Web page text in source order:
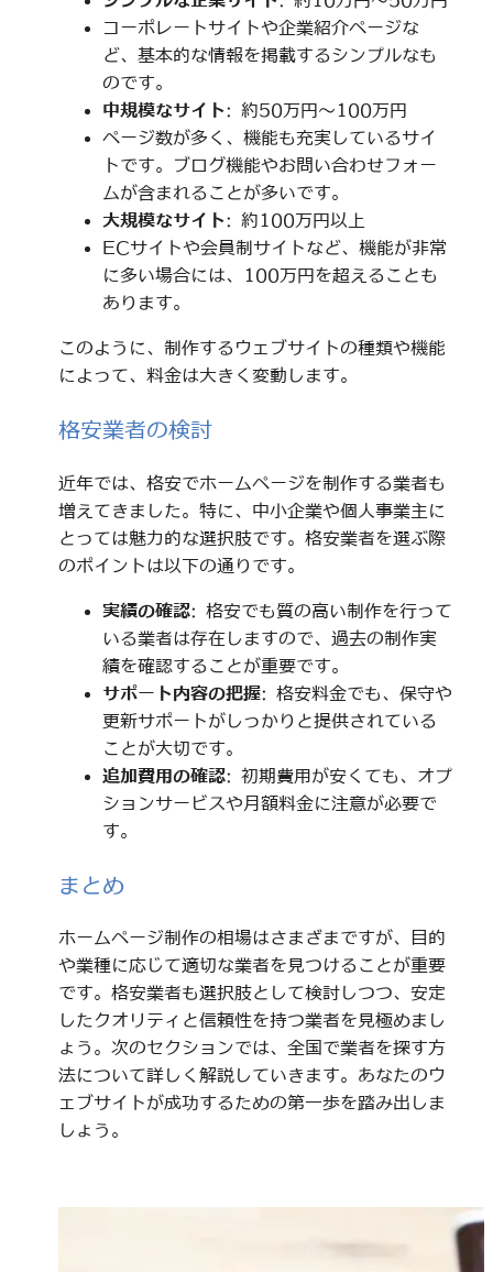
コーポレートサイトや企業紹介ページな
ど、基本的な情報を掲載するシンプルなも
のです。
中規模なサイト: 約50万円～100万円
ページ数が多く、機能も充実しているサイ
トです。ブログ機能やお問い合わせフォー
ムが含まれることが多いです。
大規模なサイト: 約100万円以上
ECサイトや会員制サイトなど、機能が非常
に多い場合には、100万円を超えることも
あります。
このように、制作するウェブサイトの種類や機能
によって、料金は大きく変動します。
格安業者の検討
近年では、格安でホームページを制作する業者も
増えてきました。特に、中小企業や個人事業主に
とっては魅力的な選択肢です。格安業者を選ぶ際
のポイントは以下の通りです。
実績の確認: 格安でも質の高い制作を行って
いる業者は存在しますので、過去の制作実
績を確認することが重要です。
サポート内容の把握: 格安料金でも、保守や
更新サポートがしっかりと提供されている
ことが大切です。
追加費用の確認: 初期費用が安くても、オプ
ションサービスや月額料金に注意が必要で
す。
まとめ
ホームページ制作の相場はさまざまですが、目的
や業種に応じて適切な業者を見つけることが重要
です。格安業者も選択肢として検討しつつ、安定
したクオリティと信頼性を持つ業者を見極めまし
ょう。次のセクションでは、全国で業者を探す方
法について詳しく解説していきます。あなたのウ
ェブサイトが成功するための第一歩を踏み出しま
しょう。